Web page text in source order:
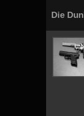
Die